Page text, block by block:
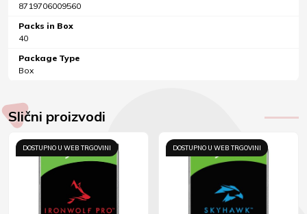
8719706009560
Packs in Box
40
Package Type
Box
Slični proizvodi
DOSTUPNO U WEB TRGOVINI DOSTUPNO U WEB TRGOVINI